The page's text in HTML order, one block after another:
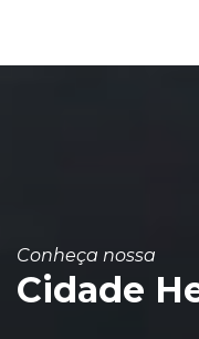
Conheça nossa
Cidade